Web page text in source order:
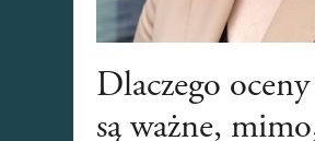
Dlaczego
są ważne,